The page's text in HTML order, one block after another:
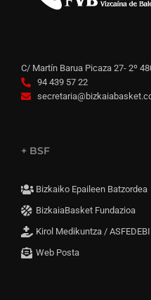
C/ Martín Barua Picaza 27- 2º
94 439 57 22
+ BSF
Bizkaiko Epaileen Batzordea
BizkaiaBasket Fundazioa
Kirol Medikuntza / ASFEDEBI
Web Posta